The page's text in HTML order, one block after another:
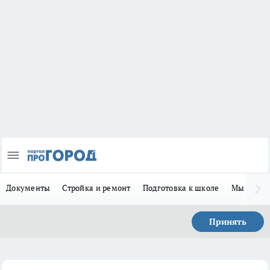
Документы Стройка и ремонт Подготовка к школе Мы в MAX
Принять